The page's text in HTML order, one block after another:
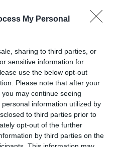
My Personal
sharing to third parties, or
sensitive information for
use the below opt-out
Please note that after your
may continue seeing
information utilized by
to third parties prior to
opt-out of the further
by third parties on the
που αγαπάμε αυτό το